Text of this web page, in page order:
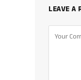
LEAVE A